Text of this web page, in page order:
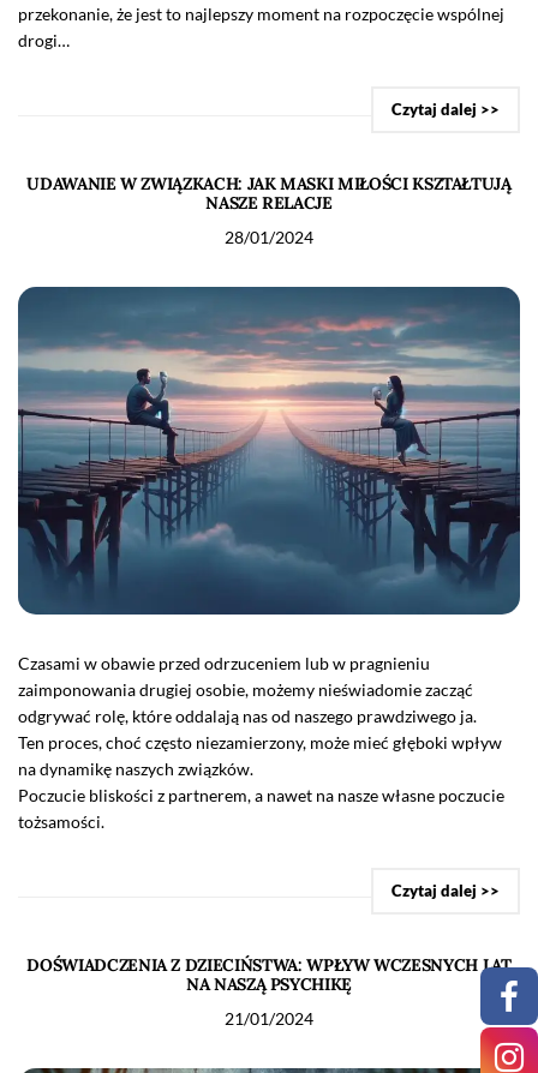
przekonanie, że jest to najlepszy moment na rozpoczęcie wspólnej
drogi…
Czytaj dalej >>
UDAWANIE W ZWIĄZKACH: JAK MASKI MIŁOŚCI KSZTAŁTUJĄ
NASZE RELACJE
28/01/2024
Czasami w obawie przed odrzuceniem lub w pragnieniu
zaimponowania drugiej osobie, możemy nieświadomie zacząć
odgrywać rolę, które oddalają nas od naszego prawdziwego ja.
Ten proces, choć często niezamierzony, może mieć głęboki wpływ
na dynamikę naszych związków.
Poczucie bliskości z partnerem, a nawet na nasze własne poczucie
tożsamości.
Czytaj dalej >>
DOŚWIADCZENIA Z DZIECIŃSTWA: WPŁYW WCZESNYCH LAT
NA NASZĄ PSYCHIKĘ
21/01/2024